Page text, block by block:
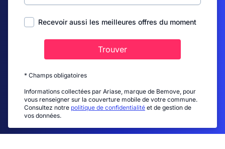
Recevoir aussi les meilleures offres du moment
Trouver
* Champs obligatoires
Informations collectées par Ariase, marque de Bemove, pour
vous renseigner sur la couverture mobile de votre commune.
Consultez notre politique de confidentialité et de gestion de
vos données.